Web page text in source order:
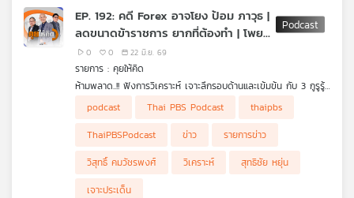
เพลง
• ครม. ขอคืนงบเหลือจ่ายปี 69 กลับเข้าคลัง 10,300 ล้านบาท
• "พ.ร.ก. กู้เงิน 400,000 ล้านบาท" ไม่ต้องใช้ได้ไหม ?
• "ลดขนาดข้าราชการ" ปัญหายากที่ต้องทำ
• นายกฯ ไม่สนกระแสเชิงลบ "TH-AI Passport" แม้จะโดนวิจารณ์
และถูก กมธ. ตรวจสอบหนัก
• DSI แถลงคดี Forex อาจโยง "ป้อม ภาวุธ" แต่ยังไม่ใช่ผู้ต้องหา ไร้
อิทธิพลการเมืองกดดันทำคดี
EP. 192: คดี Forex อาจโยง ป้อม ภาวุธ |
ลดขนาดข้าราชการ ยากที่ต้องทำ | โพย
สว. กกต. แจงไม่ผิดกฎหมาย
0 0 22 มิ.ย. 69
รายการ : คุยให้คิด
ห้ามพลาด..!! ฟังการวิเคราะห์ เจาะลึกรอบด้านและเข้มข้น กับ 3 กูรูรู้
ข่าวร้อน
• ทรัมป์ลงนาม "MOU ยุติสงครามสหรัฐฯ-อิหร่าน"
• เรตติงประเทศไทยยังคงอันดับ สะท้อนความเชื่อมั่น "เสถียรภาพ
เศรษฐกิจ-วินัยการคลัง"
• ครม. ขอคืนงบเหลือจ่ายปี 69 กลับเข้าคลัง 10,300 ล้านบาท
• "พ.ร.ก. กู้เงิน 400,000 ล้านบาท" ไม่ต้องใช้ได้ไหม ?
• "ลดขนาดข้าราชการ" ปัญหายากที่ต้องทำ
podcast Thai PBS Podcast
thaipbs
ThaiPBSPodcast
ข่าว
รายการข่าว
วิสุทธิ์ คมวัชรพงศ์
วิเคราะห์
สุทธิชัย หยุ่น
เจาะประเด็น